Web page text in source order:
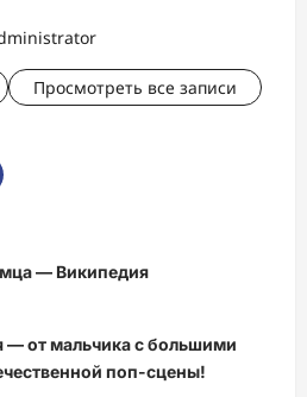
Просмотреть все записи
— Википедия
— от мальчика с большими
поп-сцены!